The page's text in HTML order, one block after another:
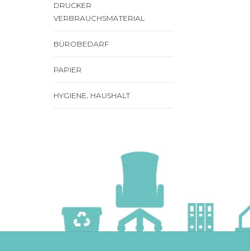
DRUCKER
VERBRAUCHSMATERIAL
BÜROBEDARF
PAPIER
HYGIENE, HAUSHALT